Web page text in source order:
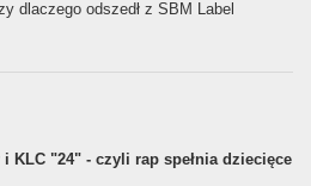
dlaczego odszedł z SBM Label
KLC "24" - czyli rap spełnia dziecięce